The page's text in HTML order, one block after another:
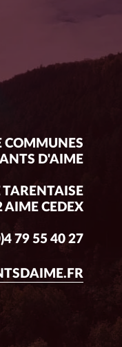
COMMUNES
D'AIME
AIME CEDEX
79 55 40 27